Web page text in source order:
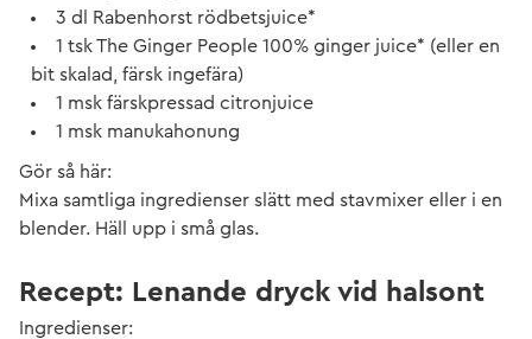
3 dl Rabenhorst rödbetsjuice*
1 tsk The Ginger People 100% ginger juice* (eller en
bit skalad, färsk ingefära)
1 msk färskpressad citronjuice
1 msk manukahonung
Gör så här:
Mixa samtliga ingredienser slätt med stavmixer eller i en
blender. Häll upp i små glas.
Recept: Lenande dryck vid halsont
Ingredienser: